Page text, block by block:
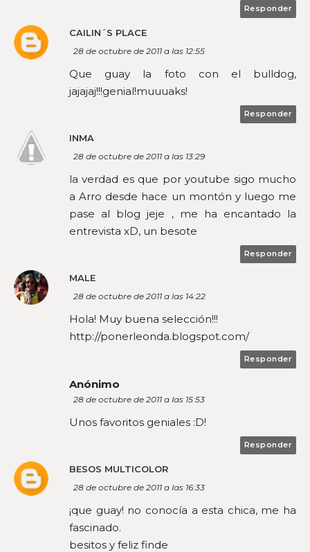
Responder
CAILIN´S PLACE
28 de octubre de 2011 a las 12:55
Que guay la foto con el bulldog,
jajajaj!!!genial!muuuaks!
Responder
INMA
28 de octubre de 2011 a las 13:29
la verdad es que por youtube sigo mucho
a Arro desde hace un montón y luego me
pase al blog jeje , me ha encantado la
entrevista xD, un besote
Responder
MALE
28 de octubre de 2011 a las 14:22
Hola! Muy buena selección!!!
http://ponerleonda.blogspot.com/
Responder
Anónimo
28 de octubre de 2011 a las 15:53
Unos favoritos geniales :D!
Responder
BESOS MULTICOLOR
28 de octubre de 2011 a las 16:33
¡que guay! no conocía a esta chica, me ha
fascinado.
besitos y feliz finde